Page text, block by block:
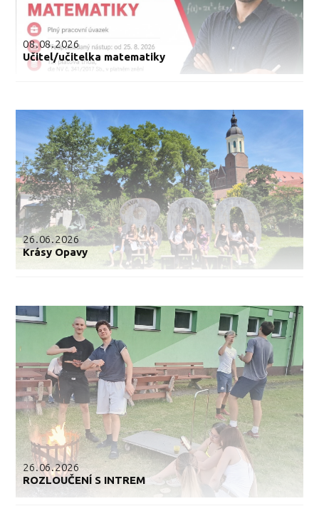
08.08.2026
Učitel/učitelka matematiky
26.06.2026
Krásy Opavy
26.06.2026
ROZLOUČENÍ S INTREM